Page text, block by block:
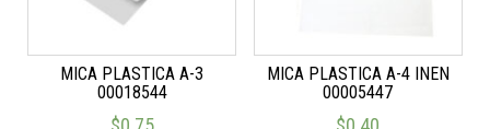
MICA PLASTICA A-3
00018544
MICA PLASTICA A-4 INEN
00005447